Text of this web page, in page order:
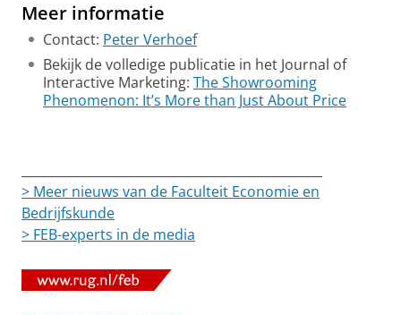
Meer informatie
Contact: Peter Verhoef
Bekijk de volledige publicatie in het Journal of
Interactive Marketing: The Showrooming
Phenomenon: It’s More than Just About Price
> Meer nieuws van de Faculteit Economie en
Bedrijfskunde
> FEB-experts in de media